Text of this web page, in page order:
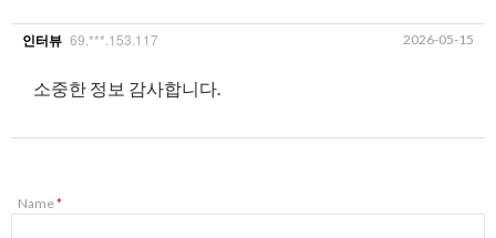
인터뷰 69.***.153.117 2026-05-15
소중한 정보 감사합니다.
Name*